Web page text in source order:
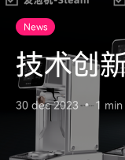
News
技术创
30 dec 2023 1